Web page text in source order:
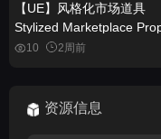
【UE】风格化市场道具
Stylized Marketplace
10 2周前
资源信息